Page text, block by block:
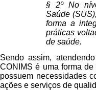
§ 2º No
Saúde
forma a
práticas
de saúde.
Sendo assim,
CONIMS é uma forma
possuem necessidades
ações e serviços de